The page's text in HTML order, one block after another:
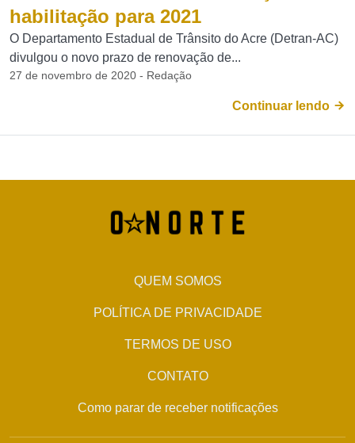
habilitação para 2021
O Departamento Estadual de Trânsito do Acre (Detran-AC)
divulgou o novo prazo de renovação de...
27 de novembro de 2020 - Redação
Continuar lendo
QUEM SOMOS
POLÍTICA DE PRIVACIDADE
TERMOS DE USO
CONTATO
Como parar de receber notificações